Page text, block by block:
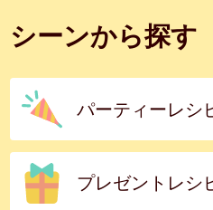
シーンから探す
パーティーレシ
プレゼントレシ